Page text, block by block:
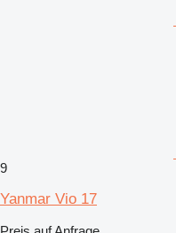
9
Yanmar Vio 17